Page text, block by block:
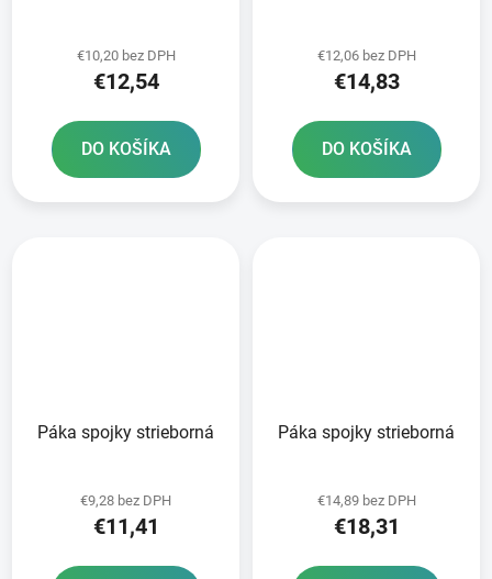
€10,20 bez DPH
€12,54
DO KOŠÍKA
€12,06 bez DPH
€14,83
DO KOŠÍKA
Páka spojky strieborná
€9,28 bez DPH
€11,41
Páka spojky strieborná
€14,89 bez DPH
€18,31